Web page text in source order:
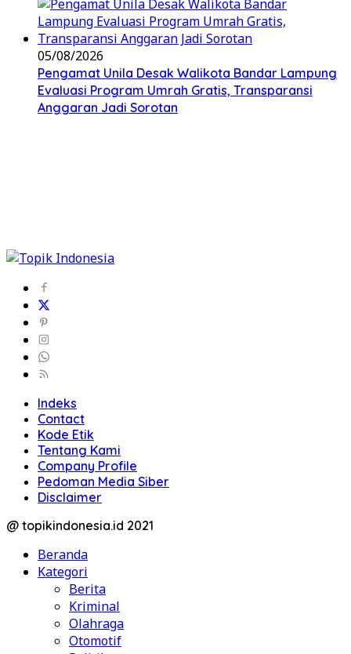
05/08/2026
Pengamat Unila Desak Walikota Bandar Lampung
Evaluasi Program Umrah Gratis, Transparansi
Anggaran Jadi Sorotan
Indeks
Contact
Kode Etik
Tentang Kami
Company Profile
Pedoman Media Siber
Disclaimer
@ topikindonesia.id 2021
Beranda
Kategori
Berita
Kriminal
Olahraga
Otomotif